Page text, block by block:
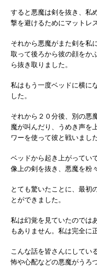
すると悪魔は剣を抜き、私
撃を避けるためにマットレ
それから悪魔がまた剣を私
取って後ろから彼の顔をか
ら抜き取りました。
私はもう一度ベッドに横に
した。
それから２０分後、別の悪
魔が叫んだり、うめき声を
ワーを使って彼と戦いました
ベッドから起き上がってい
像上の剣を抜き、悪魔を粉
とても驚いたことに、最初
とができました。
私は幻覚を見ていたのでは
もありません。私は完全に
こんな話を皆さんにしてい
怖や心配などの悪魔がうろ